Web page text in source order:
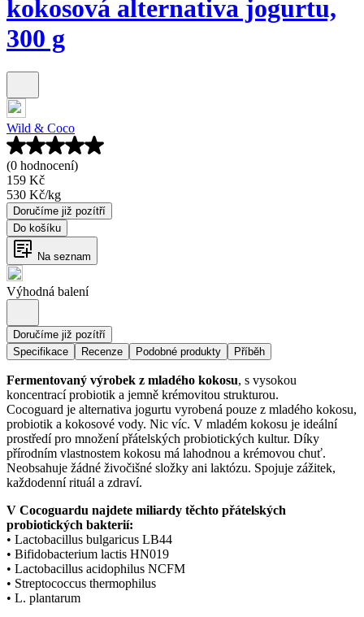
kokosová alternativa jogurtu,
300 g
Wild & Coco
(0 hodnocení)
159 Kč
530 Kč/kg
Doručíme již pozítří
Do košíku
Na seznam
Výhodná balení
Doručíme již pozítří
Specifikace
Recenze Podobné produkty Příběh
Fermentovaný výrobek z mladého kokosu, s vysokou
koncentrací probiotik a jemně krémovitou strukturou.
Cocoguard je alternativa jogurtu vyrobená pouze z mladého kokosu,
probiotik a kokosové vody. Nic víc. V mladém kokosu je ideální
prostředí pro množení přátelských probiotických kultur. Díky
přírodním vlastnostem kokosu má lahodnou a krémovou chuť.
Neobsahuje žádné živočišné složky ani laktózu. Spojuje zážitek,
každodenní rituál a zdraví.
V Cocoguardu najdete miliardy těchto přátelských
probiotických bakterií:
• Lactobacillus bulgaricus LB44
• Bifidobacterium lactis HN019
• Lactobacillus acidophilus NCFM
• Streptococcus thermophilus
• L. plantarum